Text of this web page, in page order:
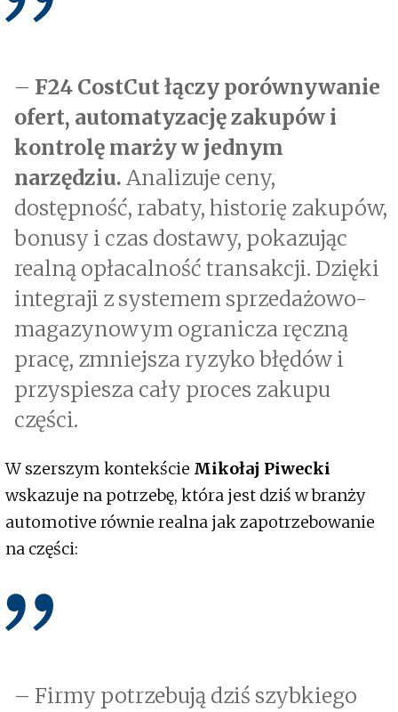
– F24 CostCut łączy porównywanie
ofert, automatyzację zakupów i
kontrolę marży w jednym
narzędziu. Analizuje ceny,
dostępność, rabaty, historię zakupów,
bonusy i czas dostawy, pokazując
realną opłacalność transakcji. Dzięki
integraji z systemem sprzedażowo-
magazynowym ogranicza ręczną
pracę, zmniejsza ryzyko błędów i
przyspiesza cały proces zakupu
części.
W szerszym kontekście Mikołaj Piwecki
wskazuje na potrzebę, która jest dziś w branży
automotive równie realna jak zapotrzebowanie
na części:
– Firmy potrzebują dziś szybkiego